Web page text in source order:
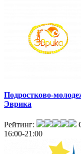
Подростково-
Эврика
Рейтинг:
16:00-21:00